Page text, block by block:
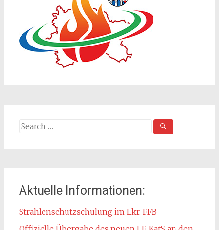
Search
Aktuelle Informationen:
Strahlenschutzschulung im Lkr. FFB